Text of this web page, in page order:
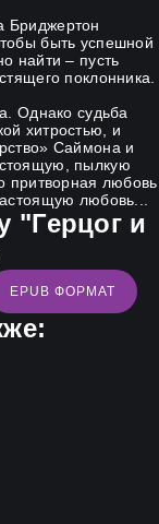
Бриджертон
быть успешной
найти – пусть
поклонника.
Однако судьба
хитростью, и
Саймона и
пылкую
притворная любовь
любовь...
"Герцог и
EPUB ФОРМАТ